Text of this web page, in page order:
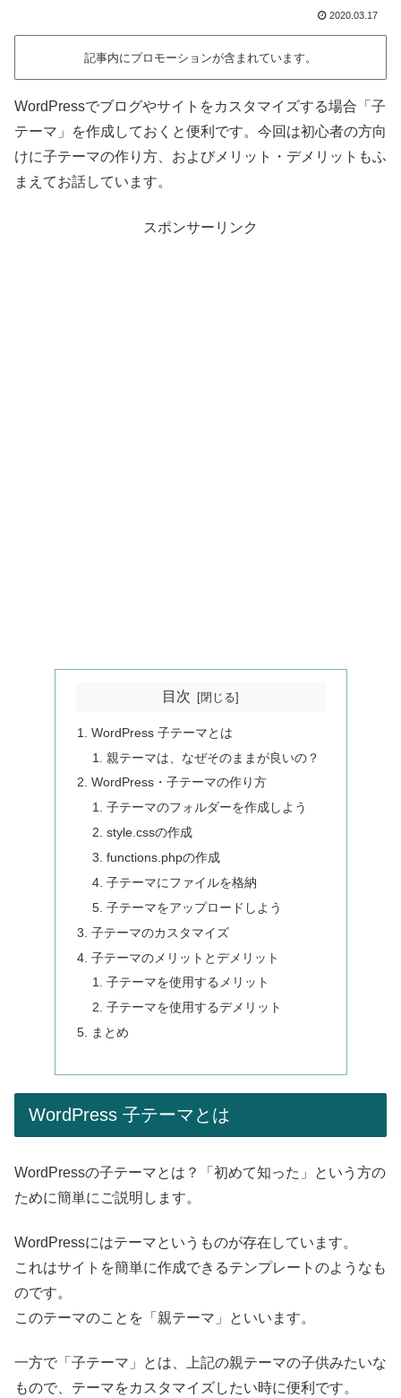
2020.03.17
記事内にプロモーションが含まれています。
WordPressでブログやサイトをカスタマイズする場合「子
テーマ」を作成しておくと便利です。今回は初心者の方向
けに子テーマの作り方、およびメリット・デメリットもふ
まえてお話しています。
スポンサーリンク
目次
WordPress 子テーマとは
親テーマは、なぜそのままが良いの？
WordPress・子テーマの作り方
子テーマのフォルダーを作成しよう
style.cssの作成
functions.phpの作成
子テーマにファイルを格納
子テーマをアップロードしよう
子テーマのカスタマイズ
子テーマのメリットとデメリット
子テーマを使用するメリット
子テーマを使用するデメリット
まとめ
WordPress 子テーマとは
WordPressの子テーマとは？「初めて知った」という方の
ために簡単にご説明します。
WordPressにはテーマというものが存在しています。
これはサイトを簡単に作成できるテンプレートのようなも
のです。
このテーマのことを「親テーマ」といいます。
一方で「子テーマ」とは、上記の親テーマの子供みたいな
もので、テーマをカスタマイズしたい時に便利です。